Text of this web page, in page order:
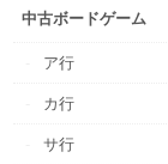
中古ボードゲーム
ア行
カ行
サ行